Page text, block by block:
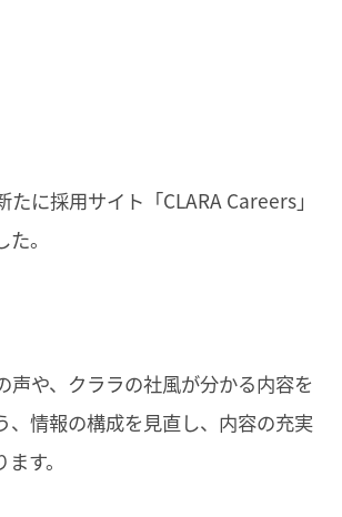
たに採用サイト「CLARA Careers」
。
声や、クララの社風が分かる内容を
、情報の構成を見直し、内容の充実
す。